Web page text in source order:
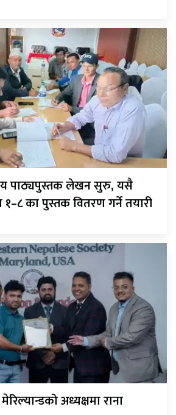
पाठ्यपुस्तक लेखन सुरु, यसै
१–८ का पुस्तक वितरण गर्ने तयारी
अध्यक्षमा राना